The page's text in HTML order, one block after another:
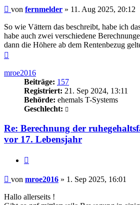
Beitrag
von fernmelder » 11. Aug 2025, 20:12
So wie Vättern das beschreibt, habe ich
habe auch zwei verschiedene
dann die Höhere ab dem Rentenbezug
mroe2016
Beiträge: 157
Registriert: 21. Sep 2024, 13:11
Behörde: ehemals T-Systems
Geschlecht:
Re: Berechnung der
vor 17. Lebensjahr
Beitrag
von mroe2016 » 1. Sep 2025, 16:01
Hallo allerseits !